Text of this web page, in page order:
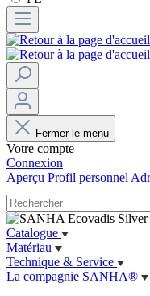
Fermer le menu
Votre compte
Connexion
Aperçu Profil personnel
Catalogue
Matériau
Technique & Service
La compagnie SANHA®